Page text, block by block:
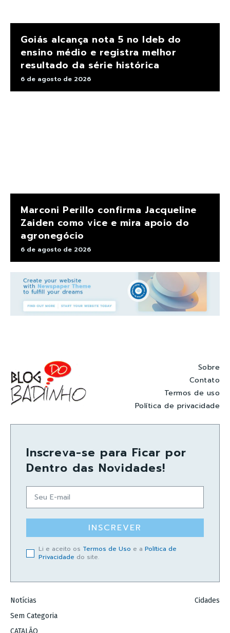
Goiás alcança nota 5 no Ideb do
ensino médio e registra melhor
resultado da série histórica
6 de agosto de 2026
Marconi Perillo confirma Jacqueline
Zaiden como vice e mira apoio do
agronegócio
6 de agosto de 2026
Sobre
Contato
Termos de uso
Política de privacidade
Inscreva-se para Ficar por
Dentro das Novidades!
INSCREVER
Li e aceito os Termos de Uso e a Política de
Privacidade do site.
Notícias
Sem Categoria
CATALÃO
Cidades